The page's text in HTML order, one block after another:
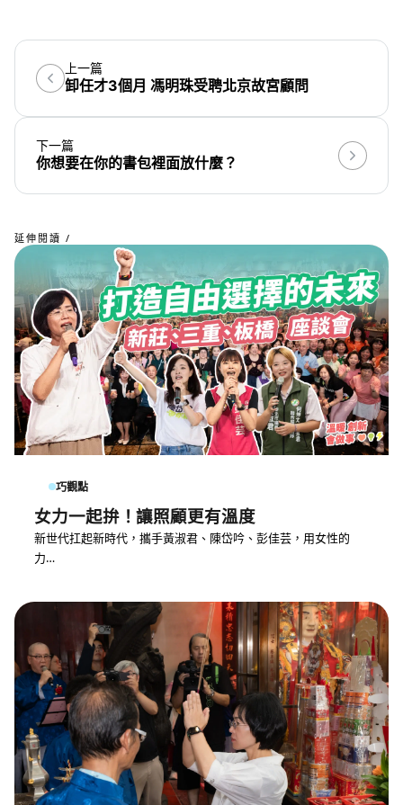
上一篇
卸任才3個月 馮明珠受聘北京故宮顧問
下一篇
你想要在你的書包裡面放什麼？
延伸閱讀 /
巧觀點
女力一起拚！讓照顧更有溫度
新世代扛起新時代，攜手黃淑君、陳岱吟、彭佳芸，用女性的
力…